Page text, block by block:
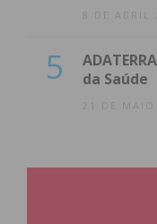
8 DE ABRIL
5
da Saúde
21 DE MAIO